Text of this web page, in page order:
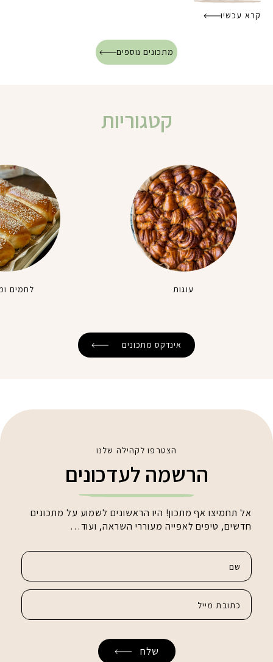
קרא עכשיו
מתכונים נוספים
קטגוריות
עוגות לחמים
אינדקס מתכונים
הצטרפו לקהילה שלנו
הרשמה לעדכונים
אל תחמיצו אף מתכון! היו הראשונים לשמוע על מתכונים
חדשים, טיפים לאפייה מעוררי השראה, ועוד…